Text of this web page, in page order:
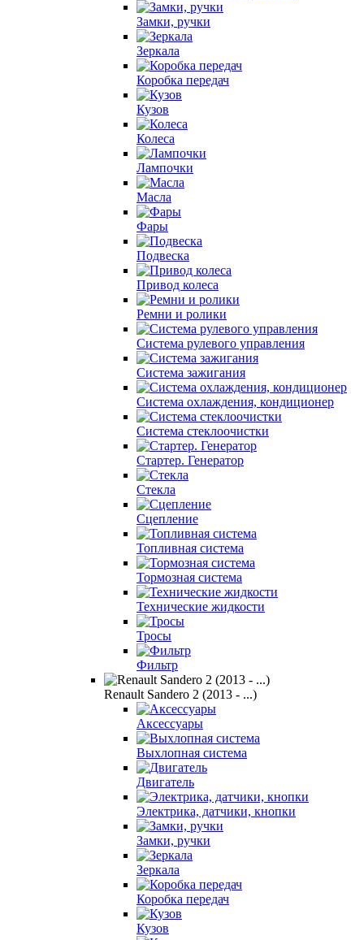
Замки, ручки
Зеркала
Коробка передач
Кузов
Колеса
Лампочки
Масла
Фары
Подвеска
Привод колеса
Ремни и ролики
Система рулевого управления
Система зажигания
Система охлаждения, кондиционер
Система cтеклоочистки
Стартер. Генератор
Стекла
Сцепление
Топливная система
Тормозная система
Технические жидкости
Тросы
Фильтр
Renault Sandero 2 (2013 - ...)
Аксессуары
Выхлопная система
Двигатель
Электрика, датчики, кнопки
Замки, ручки
Зеркала
Коробка передач
Кузов